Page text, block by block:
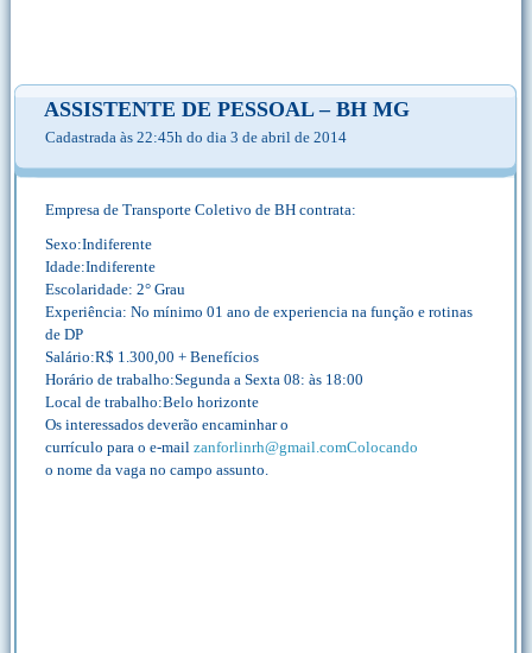
ASSISTENTE DE PESSOAL – BH MG
Cadastrada às 22:45h do dia 3 de abril de 2014
Empresa de Transporte Coletivo de BH contrata:
Sexo:Indiferente
Idade:Indiferente
Escolaridade: 2° Grau
Experiência: No mínimo 01 ano de experiencia na função e rotinas
de DP
Salário:R$ 1.300,00 + Benefícios
Horário de trabalho:Segunda a Sexta 08: às 18:00
Local de trabalho:Belo horizonte
Os interessados deverão encaminhar o
currículo para o e-mail zanforlinrh@gmail.comColocando
o nome da vaga no campo assunto.